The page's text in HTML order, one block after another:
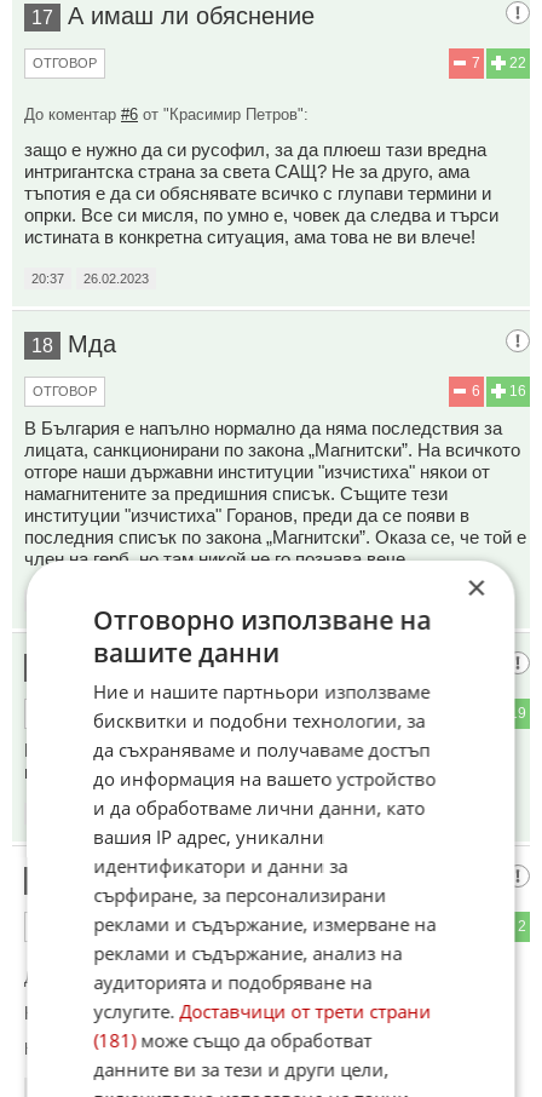
17 А имаш ли обяснение
22
7
ОТГОВОР
До коментар #6 от "Красимир Петров":
защо е нужно да си русофил, за да плюеш тази вредна
интригантска страна за света САЩ? Не за друго, ама
тъпотия е да си обяснявате всичко с глупави термини и
опрки. Все си мисля, по умно е, човек да следва и търси
истината в конкретна ситуация, ама това не ви влече!
20:37 26.02.2023
18 Мда
16
6
ОТГОВОР
В България е напълно нормално да няма последствия за
лицата, санкционирани по закона „Магнитски”. На всичкото
отгоре наши държавни институции "изчистиха" някои от
намагнитените за предишния списък. Същите тези
институции "изчистиха" Горанов, преди да се появи в
последния списък по закона „Магнитски”. Оказа се, че той е
член на герб, но там никой не го познава вече...
Тома
19
ОТГОВОР
Много ясно примиера боко тиквата каза че не познава
горанов и каскета му каза евала баце невинен си
26.02.2023
Перо
2
ОТГОВОР
До коментар#5от "ГРАД КОЗЛОДУЙ":
Копрофил сити Козлодуй
Коментиран от #24
×
Отговорно използване на
вашите данни
Ние и нашите партньори използваме
бисквитки и подобни технологии, за
да съхраняваме и получаваме достъп
до информация на вашето устройство
и да обработваме лични данни, като
вашия IP адрес, уникални
идентификатори и данни за
сърфиране, за персонализирани
реклами и съдържание, измерване на
реклами и съдържание, анализ на
аудиторията и подобряване на
услугите.Доставчици от трети страни
(181)може също да обработват
данните ви за тези и други цели,